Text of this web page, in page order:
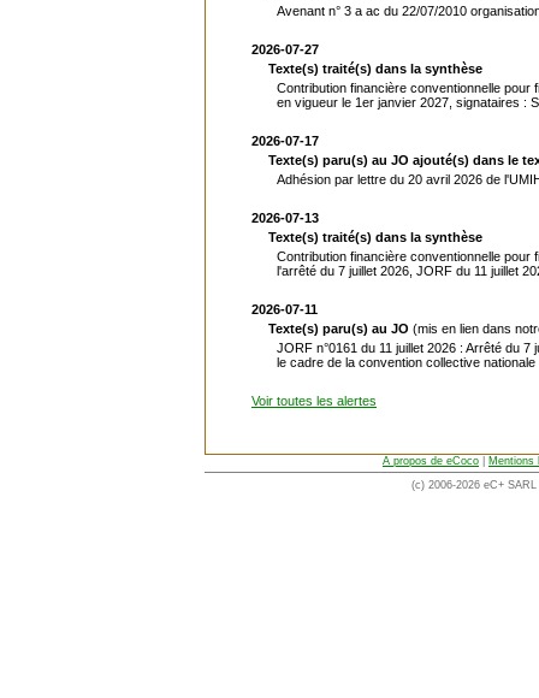
Avenant n° 3 a ac du 22/07/2010
2026-07-27
Texte(s) traité(s) dans la synthèse
Contribution financière conventionnelle pour
en vigueur le 1er janvier 2027, signataires :
2026-07-17
Texte(s) paru(s) au JO ajouté(s) dans le
Adhésion par lettre du 20 avril 2026 de
2026-07-13
Texte(s) traité(s) dans la synthèse
Contribution financière conventionnelle pour
l'arrêté du 7 juillet 2026, JORF du 11 juillet
2026-07-11
Texte(s) paru(s) au JO (mis en lien dans
JORF n°0161 du 11 juillet 2026 : Arrêté du
le cadre de la convention collective
Voir toutes les alertes
A propos de eCoco
Mentions
(c) 2006-2026 eC+